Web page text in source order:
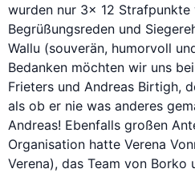
wurden nur 3x 12 Strafpunkte
Begrüßungsreden und
Wallu (souverän, humorvoll
Bedanken möchten wir uns
Frieters und Andreas Birtigh,
als ob er nie was anderes
Andreas! Ebenfalls großen
Organisation hatte Verena
Verena), das Team von Borko